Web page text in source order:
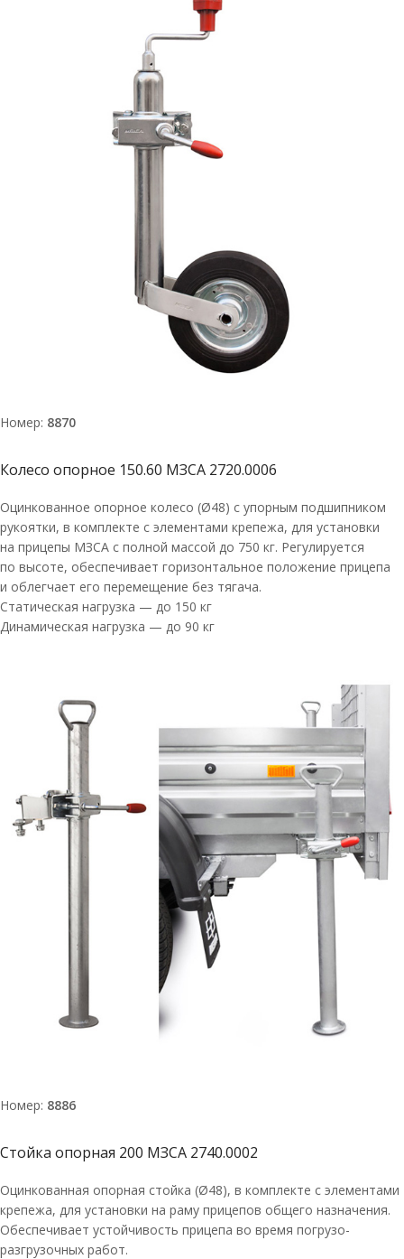
Номер: 8870
Колесо опорное 150.60 МЗСА 2720.0006
Оцинкованное опорное колесо (Ø48) с упорным подшипником
рукоятки, в комплекте с элементами крепежа, для установки
на прицепы МЗСА с полной массой до 750 кг. Регулируется
по высоте, обеспечивает горизонтальное положение прицепа
и облегчает его перемещение без тягача.
Статическая нагрузка — до 150 кг
Динамическая нагрузка — до 90 кг
Номер: 8886
Стойка опорная 200 МЗСА 2740.0002
Оцинкованная опорная стойка (Ø48), в комплекте с элементами
крепежа, для установки на раму прицепов общего назначения.
Обеспечивает устойчивость прицепа во время погрузо-
разгрузочных работ.